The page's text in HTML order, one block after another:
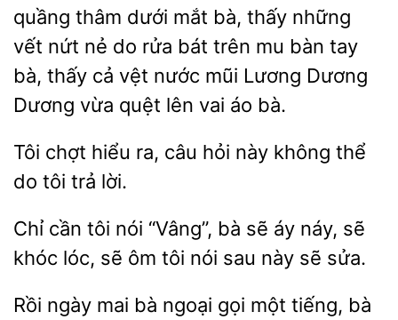
quầng thâm dưới mắt
thấy những
vết nứt
do rửa bát trên mu
tay
bà, thấy cả vệt nước mũi Lương Dương
Dương vừa quệt lên vai áo bà.
chợt hiểu ra, câu hỏi này
thể
tôi trả lời.
Chỉ cần tôi nói “Vâng”, bà sẽ áy
sẽ
khóc lóc, sẽ ôm tôi
sau này sửa.
Rồi ngày mai gọi một tiếng, bà